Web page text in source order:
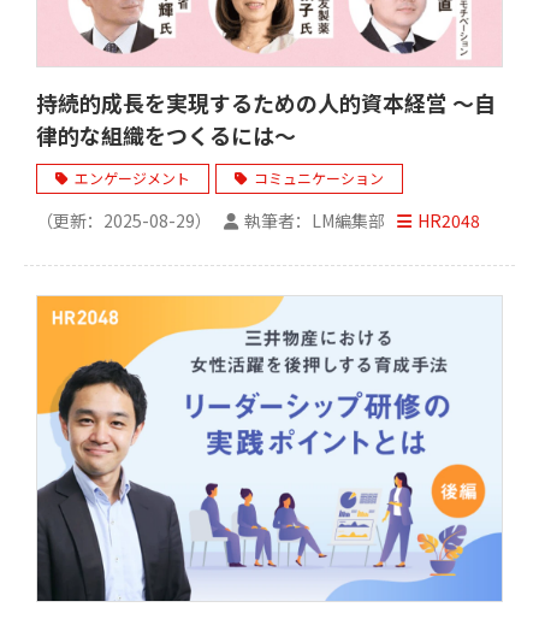
持続的成長を実現するための人的資本経営 ～自
律的な組織をつくるには～
エンゲージメント コミュニケーション
（更新： 2025-08-29） 執筆者：LM編集部 HR2048